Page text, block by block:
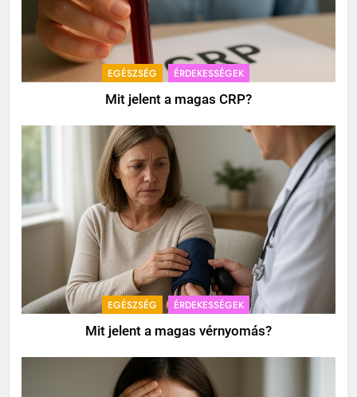
EGÉSZSÉG ÉRDEKESSÉGEK
Mit jelent a magas CRP?
EGÉSZSÉG ÉRDEKESSÉGEK
Mit jelent a magas vérnyomás?